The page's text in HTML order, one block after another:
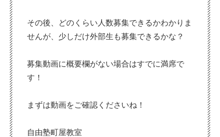
その後、どのくらい人数募集できるかわかりま
せんが、少しだけ外部生も募集できるかな？
募集動画に概要欄がない場合はすでに満席で
す！
まずは動画をご確認くださいね！
自由塾町屋教室